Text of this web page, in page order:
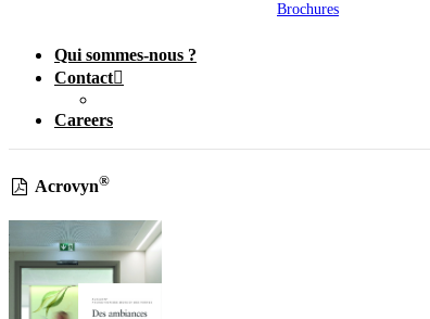
Brochures
Qui sommes-nous ?
Contact
Careers
Acrovyn®